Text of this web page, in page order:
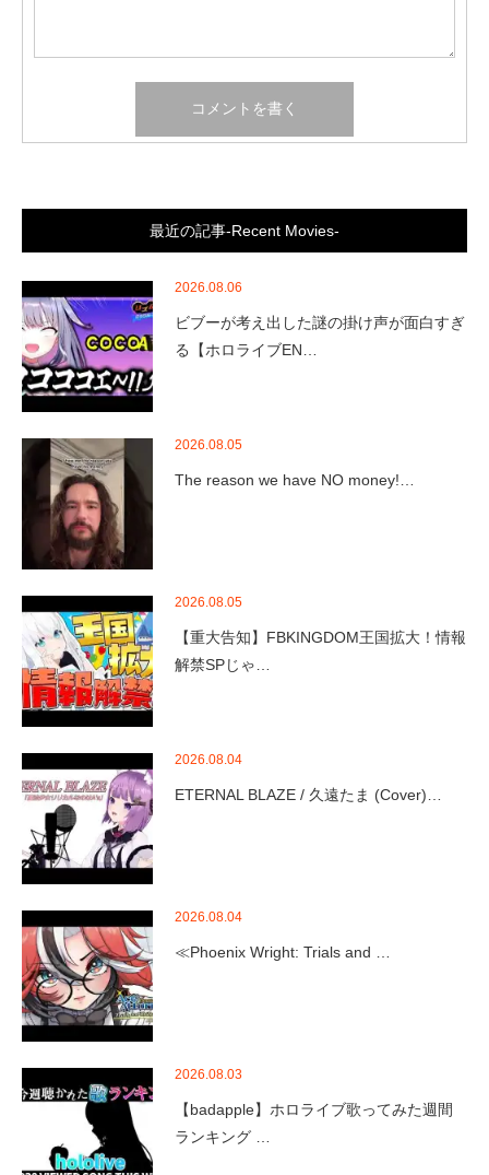
最近の記事-Recent Movies-
2026.08.06
ビブーが考え出した謎の掛け声が面白すぎ
る【ホロライブEN…
2026.08.05
The reason we have NO money!…
2026.08.05
【重大告知】FBKINGDOM王国拡大！情報
解禁SPじゃ…
2026.08.04
ETERNAL BLAZE / 久遠たま (Cover)…
2026.08.04
≪Phoenix Wright: Trials and …
2026.08.03
【badapple】ホロライブ歌ってみた週間
ランキング …